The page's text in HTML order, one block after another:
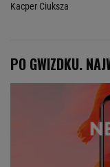
Kacper Ciuksza